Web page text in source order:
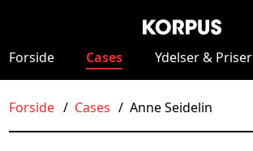
Forside Cases Ydelser& Priser
Forside Cases Anne Seidelin